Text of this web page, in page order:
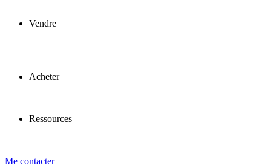
Vendre
Acheter
Ressources
Me contacter